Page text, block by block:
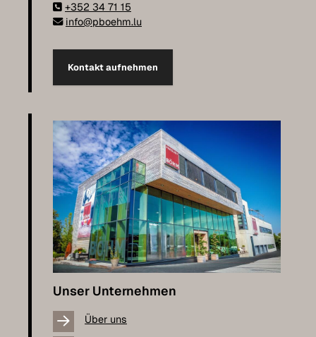
+352 34 71 15
info@pboehm.lu
Kontakt aufnehmen
Unser Unternehmen
Über uns